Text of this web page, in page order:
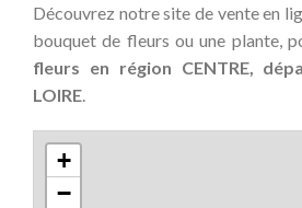
Découvrez notre site de vente en
bouquet de fleurs ou une plante,
fleurs en région CENTRE,
LOIRE.
+
−